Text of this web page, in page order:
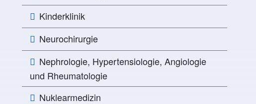
Kinderklinik
Neurochirurgie
Nephrologie, Hypertensiologie, Angiologie
und Rheumatologie
Nuklearmedizin